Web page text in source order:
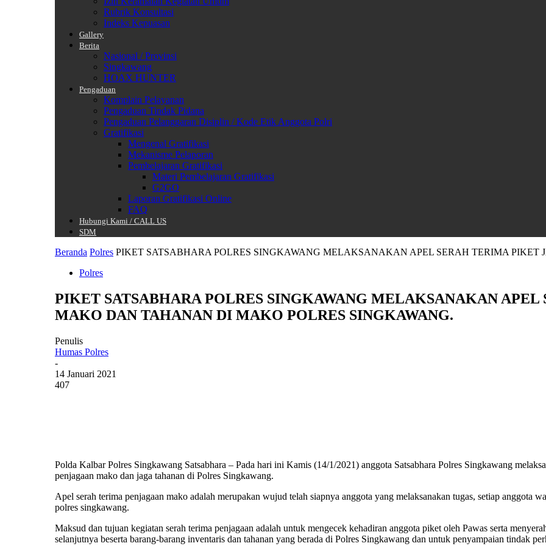
Rubrik Konsultasi
Indeks Kepuasan
Gallery
Berita
Nasional / Provinsi
Singkawang
HOAX HUNTER
Pengaduan
Komplain Pelayanan
Pengaduan Tindak Pidana
Pengaduan Pelanggaran Disiplin / Kode Etik Anggota Polri
Gratifikasi
Mengenal Gratifikasi
Mekanisme Pelaporan
Pembelajaran Gratifikasi
Materi Pembelajaran Gratifikasi
G2GO
Laporan Gratifikasi Online
FAQ
Hubungi Kami / CALL US
SDM
Beranda Polres PIKET SATSABHARA POLRES SINGKAWANG MELAKSANAKAN APEL SERAH TERIMA PIKET
Polres
PIKET SATSABHARA POLRES SINGKAWANG MELAKSANAKAN
MAKO DAN TAHANAN DI MAKO POLRES SINGKAWANG.
Penulis
Humas Polres
-
14 Januari 2021
407
Polda Kalbar Polres Singkawang Satsabhara – Pada hari ini Kamis (14/1/2021) anggota Satsabhara Polres Singkawang
penjagaan mako dan jaga tahanan di Polres Singkawang.
Apel serah terima penjagaan mako adalah merupakan wujud telah siapnya anggota yang melaksanakan tugas, setiap anggota
polres singkawang.
Maksud dan tujuan kegiatan serah terima penjagaan adalah untuk mengecek kehadiran anggota piket oleh Pawas serta
selanjutnya beserta barang-barang inventaris dan tahanan yang berada di Polres Singkawang dan untuk penyampaian tindak